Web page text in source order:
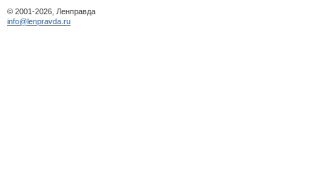
© 2001-2026, Ленправда
info@lenpravda.ru